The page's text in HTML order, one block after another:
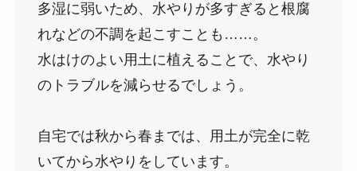
多湿に弱いため、水やりが多すぎると根腐
れなどの不調を起こすことも……。
水はけのよい用土に植えることで、水やり
のトラブルを減らせるでしょう。
自宅では秋から春までは、用土が完全に乾
いてから水やりをしています。